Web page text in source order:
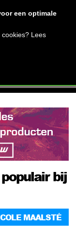
bij
MAALSTÉ
een optimale
Lees